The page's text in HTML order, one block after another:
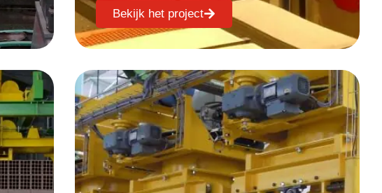
Bekijk het project